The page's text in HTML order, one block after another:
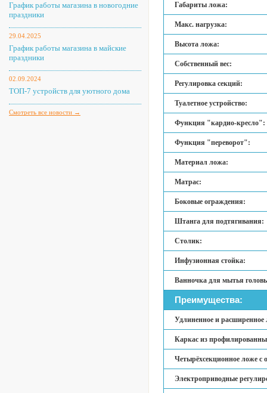
График работы магазина в новогодние
праздники
29.04.2025
График работы магазина в майские
праздники
02.09.2024
ТОП-7 устройств для уютного дома
Смотреть все новости →
Габариты ложа:
Макс. нагрузка:
Высота ложа:
Собственный вес:
Регулировка секций:
Туалетное устройство:
Функция "кардио-кресло":
Функция "переворот":
Материал ложа:
Матрас:
Боковые ограждения:
Штанга для подтягивания:
Столик:
Инфузионная стойка:
Ванночка для мытья
Преимущества:
Удлиненное и расширенное
Каркас из
Четырёхсекционное ложе с
Электроприводные